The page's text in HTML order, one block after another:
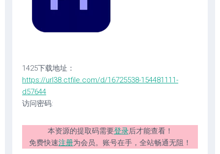
1425下载地址：
https://url38.ctfile.com/d/16725538-154481111-
d57644
访问密码:
本资源的提取码需要登录后才能查看！
免费快速注册为会员。账号在手，全站畅通无阻！